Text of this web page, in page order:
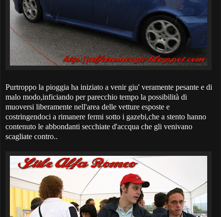
Purtroppo la pioggia ha iniziato a venir giu' veramente pesante e di
malo modo,inficiando per parecchio tempo la possibilità di
muoversi liberamente nell'area delle vetture esposte e
costringendoci a rimanere fermi sotto i gazebi,che a stento hanno
contenuto le abbondanti secchiate d'accqua che gli venivano
scagliate contro..